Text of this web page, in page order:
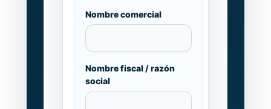
Nombre comercial
Nombre fiscal / razón
social